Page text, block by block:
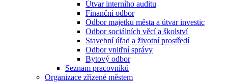
Útvar interního auditu
Finanční odbor
Odbor majetku města a útvar investic
Odbor sociálních věcí a školství
Stavební úřad a životní prostředí
Odbor vnitřní správy
Bytový odbor
Seznam pracovníků
Organizace zřízené městem